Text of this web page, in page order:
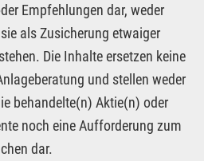
Empfehlungen dar, weder
als Zusicherung etwaiger
Die Inhalte ersetzen keine
und stellen weder
behandelte(n) Aktie(n) oder
noch eine Aufforderung zum
dar.